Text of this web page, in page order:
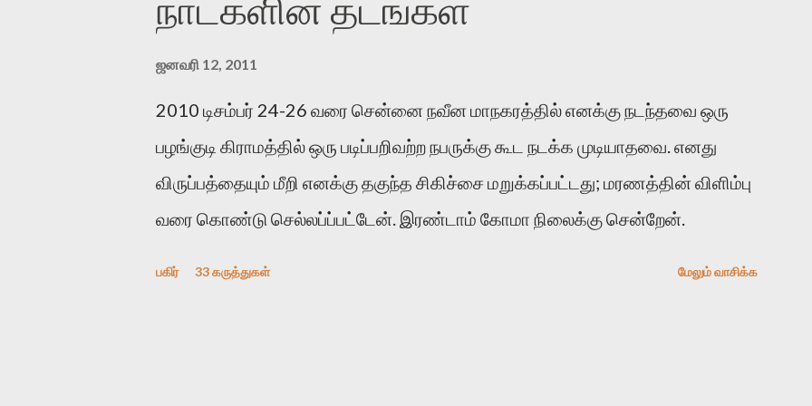
வெளிப்படுத்தியபடி இருக்கிறார். அவர் கடுமையான பாதுகாப்பின்மை மனநிலையில்
உள்ளார். உயிர்மை அவரை தாக்க உத்தேசித்தாலும் இல்லை என்றாலும் ஜெயமோகன்
அந்த பிரமையால் தொடர்ந்து அச்சுறுத்தலுக்கு உள்ளாகி உள்ளார். உங்களை பற்றின
இந்த தாக்குதல் கூட இதன் வெளிப்பாடு தான்”. உண்மையே! ராக்கி படத்தில்
குத்துச்சண்டை வீரராக வரும் சில்வெஸ்டர் ஓரிடத்தில் சொல்வார்: ...
ஜனவரி 12, 2011
2010 டிசம்பர் 24-26 வரை சென்னை நவீன மாநகரத்தில் எனக்கு நடந்தவை ஒரு
பழங்குடி கிராமத்தில் ஒரு படிப்பறிவற்ற நபருக்கு கூட நடக்க முடியாதவை. எனது
விருப்பத்தையும் மீறி எனக்கு தகுந்த சிகிச்சை மறுக்கப்பட்டது; மரணத்தின் விளிம்பு
வரை கொண்டு செல்லப்ப்பட்டேன். இரண்டாம் கோமா நிலைக்கு சென்றேன்.
பகிர் 33 கருத்துகள் மேலும் வாசிக்க